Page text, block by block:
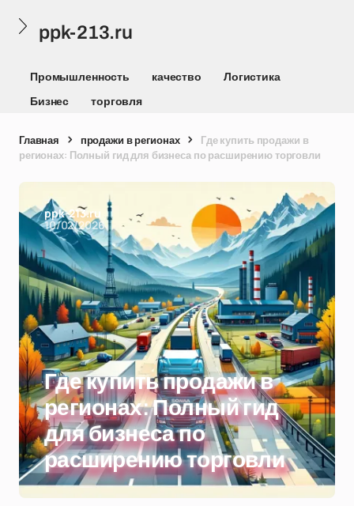
ppk-213.ru
Промышленность качество
Логистика
Бизнес
торговля
Главная продажи в регионах
Где купить продажи в
регионах: Полный гид для бизнеса по расширению торговли
ppk-213.ru
10/02/2026
Где купить продажи в
регионах: Полный гид
для бизнеса по
расширению торговли